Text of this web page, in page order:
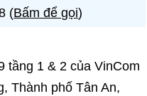
(Bấm để gọi)
tầng 1 & 2 của VinCom
Thành phố Tân An,